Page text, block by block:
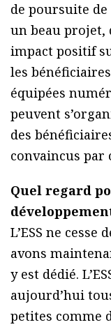
de poursuite de
un beau projet,
impact positif
les
équipées
peuvent
des
convaincus par
Quel regard
L’ESS ne
avons
y est dédié.
aujourd’hui
petites comme